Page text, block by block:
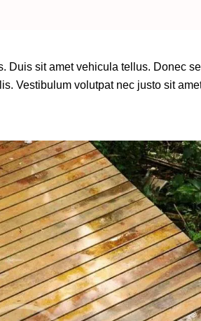
sit amet vehicula tellus. Donec
Vestibulum volutpat nec justo sit